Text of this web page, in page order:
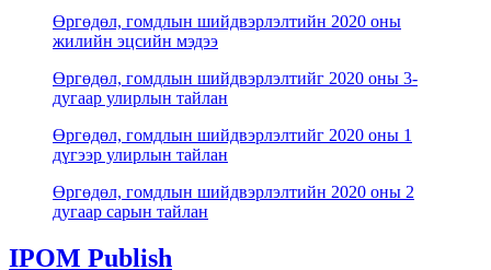
Өргөдөл, гомдлын шийдвэрлэлтийн 2020 оны
жилийн эцсийн мэдээ
Өргөдөл, гомдлын шийдвэрлэлтийг 2020 оны 3-
дугаар улирлын тайлан
Өргөдөл, гомдлын шийдвэрлэлтийг 2020 оны 1
дүгээр улирлын тайлан
Өргөдөл, гомдлын шийдвэрлэлтийн 2020 оны 2
дугаар сарын тайлан
IPOM Publish